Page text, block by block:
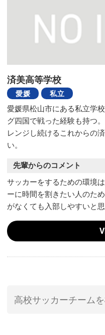
済美高等学校
愛媛 私立
愛媛県松山市にある私立学
グ四国で戦った経験も持つ
レンジし続けるこれからの
い。
先輩からのコメント
サッカーをするための環境
ーに時間を割きたい人のた
がなくても入部しやすいと思